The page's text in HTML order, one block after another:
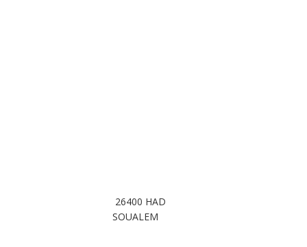
26400 HAD
SOUALEM